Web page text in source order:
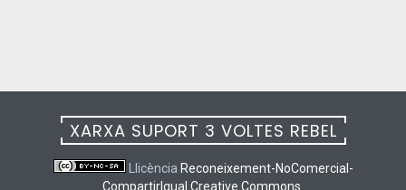
XARXA SUPORT 3 VOLTES REBEL
Llicència Reconeixement-NoComercial-
CompartirIgual Creative Commons